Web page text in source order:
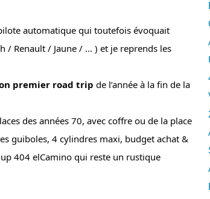
automatique qui toutefois évoquait
/ Renault / Jaune / ... ) et je reprends les
premier road trip de l’année à la fin de la
des années 70, avec coffre ou de la place
guiboles, 4 cylindres maxi, budget achat &
404 elCamino qui reste un rustique